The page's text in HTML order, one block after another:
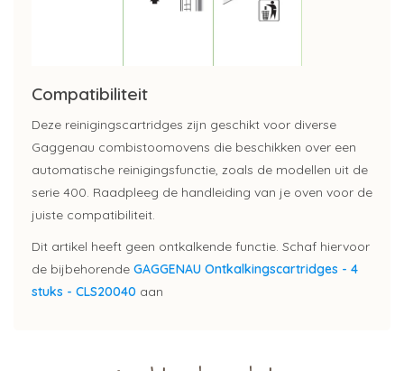
Compatibiliteit
Deze reinigingscartridges zijn geschikt voor diverse
Gaggenau combistoomovens die beschikken over een
automatische reinigingsfunctie, zoals de modellen uit de
serie 400. Raadpleeg de handleiding van je oven voor de
juiste compatibiliteit.
Dit artikel heeft geen ontkalkende functie. Schaf hiervoor
de bijbehorende GAGGENAU Ontkalkingscartridges - 4
stuks - CLS20040 aan